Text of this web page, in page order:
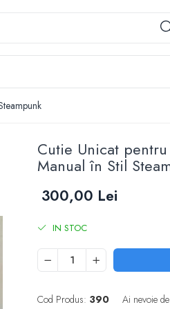
Cutie Unicat
Manual în Stil
300,00 Lei
IN STOC
Cod Produs: 390 Ai nevoie